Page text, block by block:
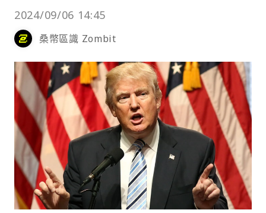
2024/09/06 14:45
桑幣區識 Zombit